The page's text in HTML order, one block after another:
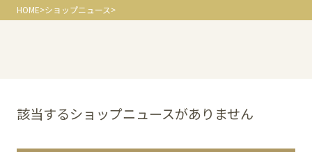
Rinto
HOME ショップニュース
該当するショップニュースがありません